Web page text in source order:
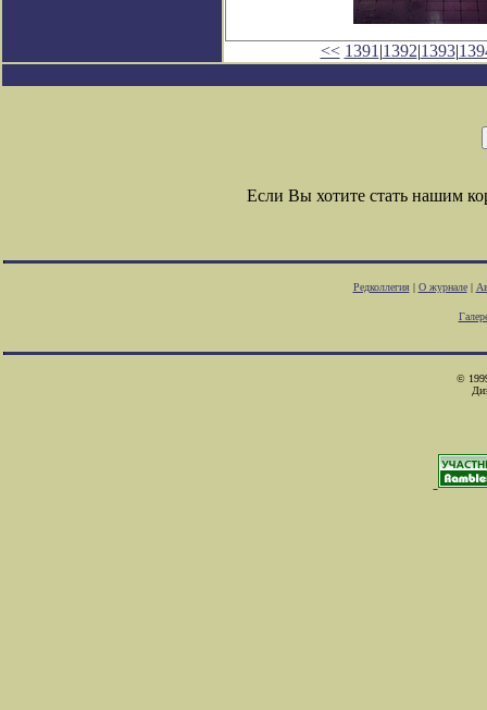
<< 1391 |1392|1393|
Если Вы хотите стать нашим
Редколлегия| О журнале|
©